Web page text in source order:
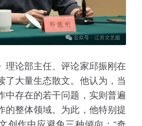
理论部主任、评论家邱振刚在
了大量生态散文。他认为，当
中存在的若干问题，实则普遍
的整体领域。为此，他特别提
创作中应避免三种倾向：“奇